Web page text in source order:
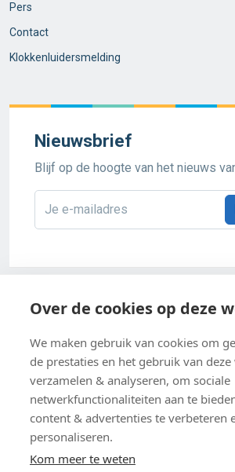
Pers
Contact
Klokkenluidersmelding
Nieuwsbrief
Blijf op de hoogte van het nieuws
Privacybeleid
Cookie-instellingen
Over de cookies op deze
We maken gebruik van cookies om
de prestaties en het gebruik van
verzamelen & analyseren, om sociale
netwerkfunctionaliteiten aan te
content & advertenties te verbeteren
personaliseren.
Kom meer te weten